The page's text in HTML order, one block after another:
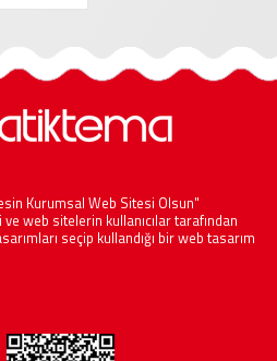
Kurumsal Web Sitesi Olsun"
web sitelerin kullanıcılar tarafından
seçip kullandığı bir web tasarım